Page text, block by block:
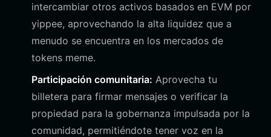
intercambiar otros activos basados en EVM por
yippee, aprovechando la alta liquidez que a
menudo se encuentra en los mercados de
tokens meme.
Participación comunitaria: Aprovecha tu
billetera para firmar mensajes o verificar la
propiedad para la gobernanza impulsada por la
comunidad, permitiéndote tener voz en la